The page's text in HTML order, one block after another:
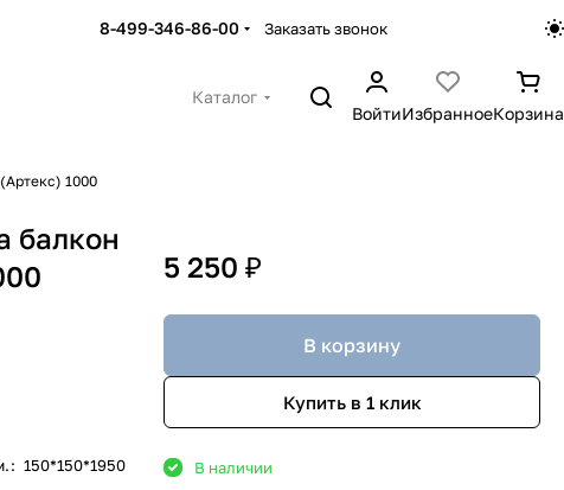
8-499-346-86-00 Заказать звонок
Каталог
ВойтиИзбранноеКорзина
1000
балкон
: 150*150*1950
5 250 ₽
В корзину
Купить в 1 клик
В наличии